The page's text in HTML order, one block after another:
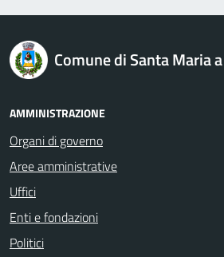
logo Unione Europea
Comune di Santa Maria
AMMINISTRAZIONE
Organi di governo
Aree amministrative
Uffici
Enti e fondazioni
Politici